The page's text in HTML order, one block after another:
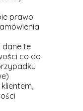
prawo
dane te
co do